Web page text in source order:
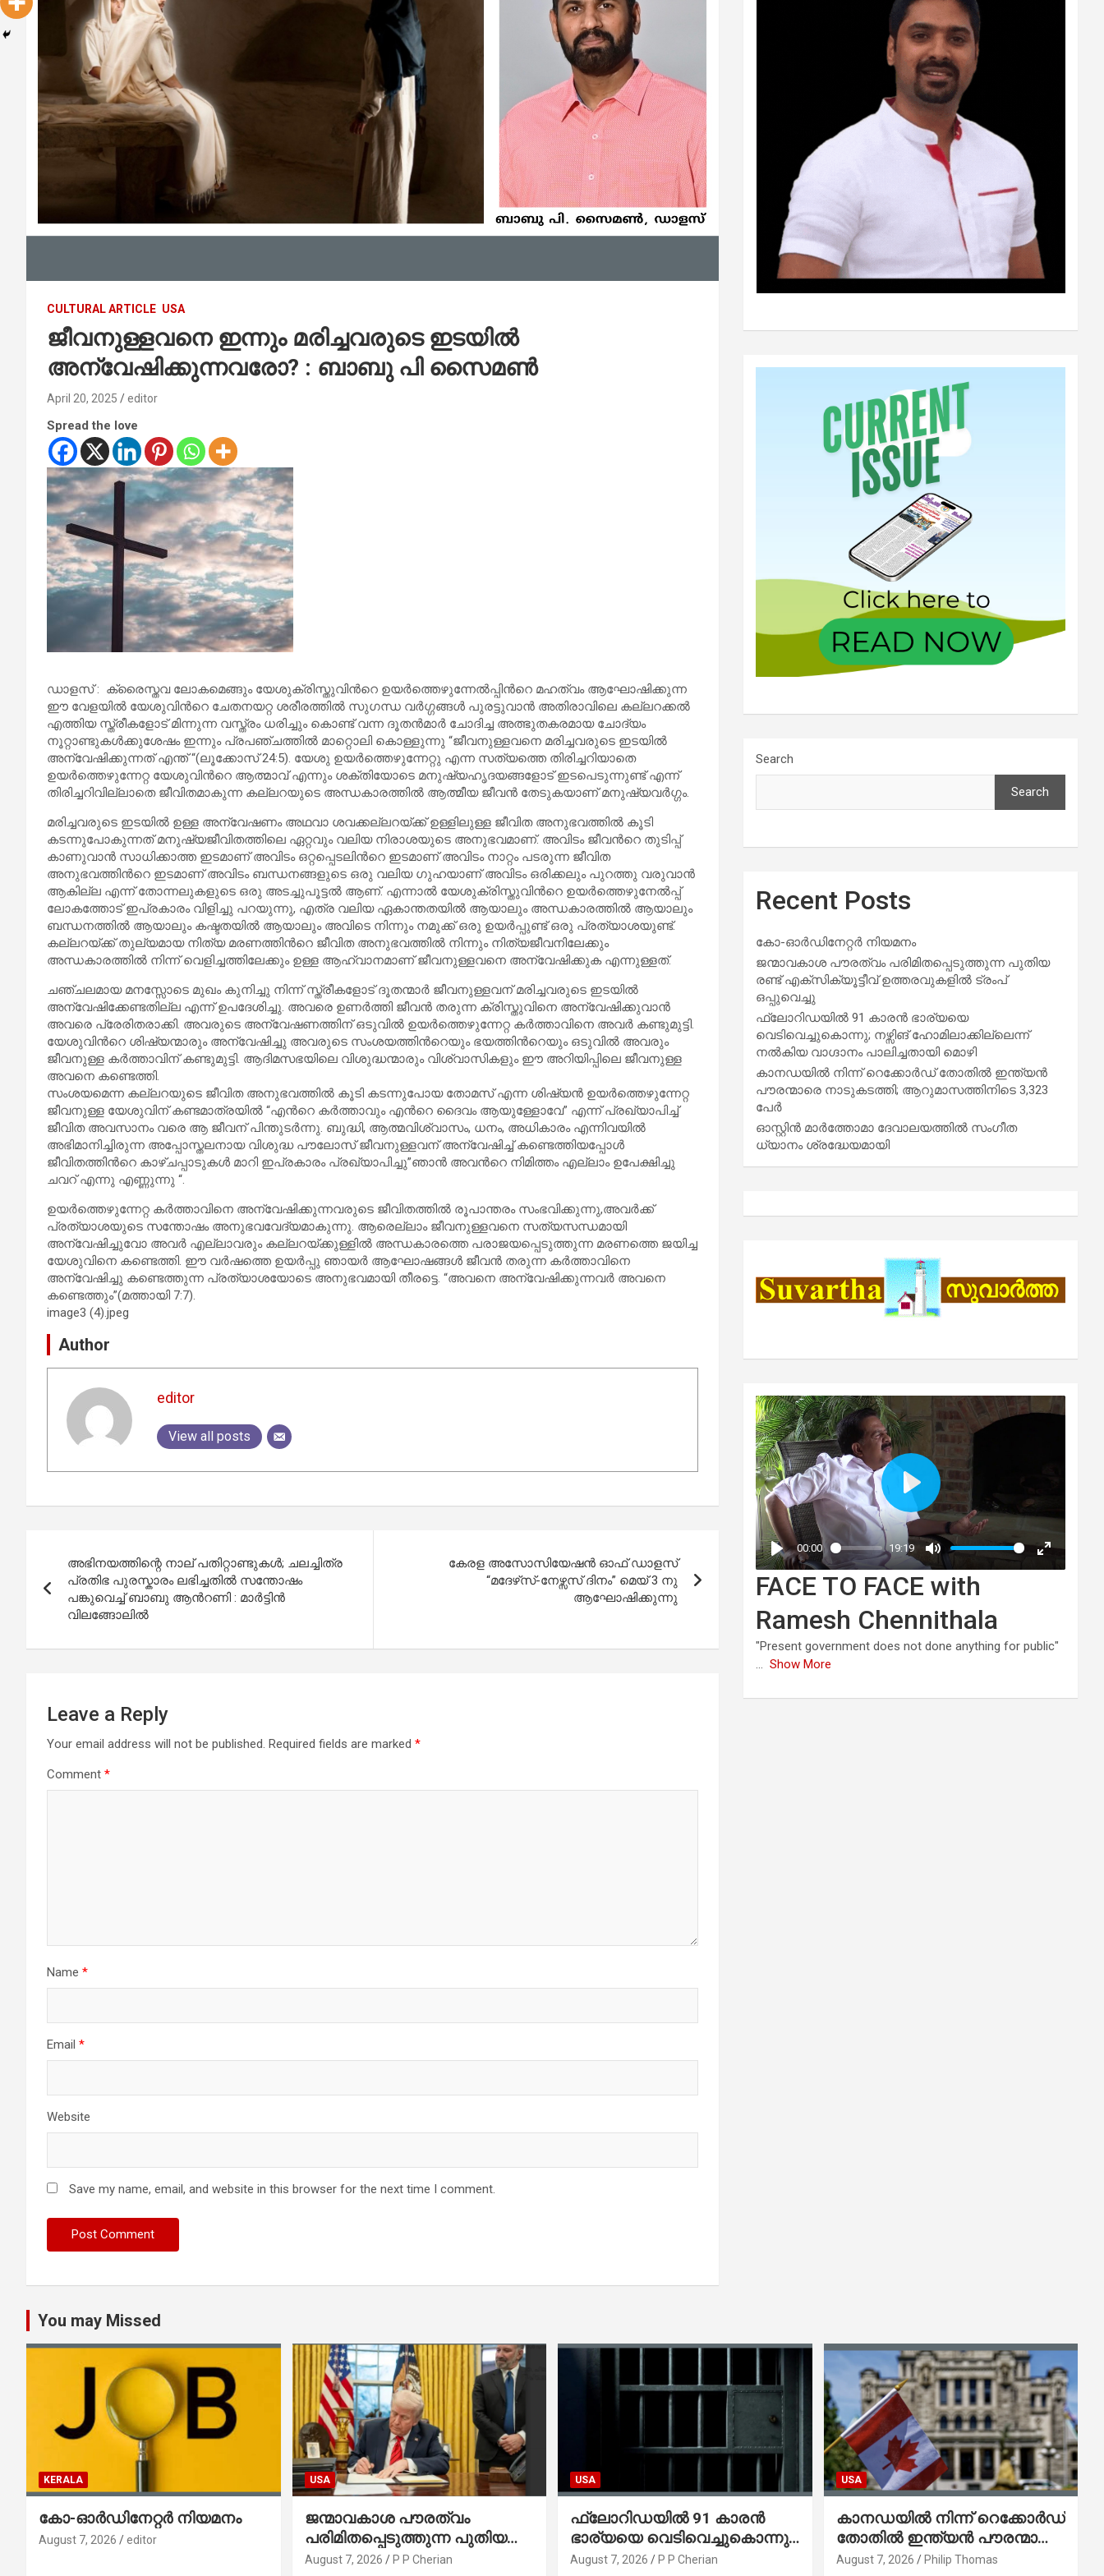
CULTURAL ARTICLE USA
ജീവനുള്ളവനെ ഇന്നും മരിച്ചവരുടെ ഇടയിൽ
അന്വേഷിക്കുന്നവരോ? : ബാബു പി സൈമൺ
April 20, 2025 editor
Spread the love
ഡാളസ് : ക്രൈസ്തവ ലോകമെങ്ങും യേശുക്രിസ്തുവിൻറെ ഉയർത്തെഴുന്നേൽപ്പിൻറെ മഹത്വം ആഘോഷിക്കുന്ന
ഈ വേളയിൽ യേശുവിൻറെ ചേതനയറ്റ ശരീരത്തിൽ സുഗന്ധ വർഗ്ഗങ്ങൾ പുരട്ടുവാൻ അതിരാവിലെ കല്ലറക്കൽ
എത്തിയ സ്ത്രീകളോട് മിന്നുന്ന വസ്ത്രം ധരിച്ചും കൊണ്ട് വന്ന ദൂതൻമാർ ചോദിച്ച അത്ഭുതകരമായ ചോദ്യം
നൂറ്റാണ്ടുകൾക്കുശേഷം ഇന്നും പ്രപഞ്ചത്തിൽ മാറ്റൊലി കൊള്ളുന്നു “ജീവനുള്ളവനെ മരിച്ചവരുടെ ഇടയിൽ
അന്വേഷിക്കുന്നത് എന്ത് “(ലൂക്കോസ് 24:5). യേശു ഉയർത്തെഴുന്നേറ്റു എന്ന സത്യത്തെ തിരിച്ചറിയാതെ
ഉയർത്തെഴുന്നേറ്റ യേശുവിൻറെ ആത്മാവ് എന്നും ശക്തിയോടെ മനുഷ്യഹൃദയങ്ങളോട് ഇടപെടുന്നുണ്ട് എന്ന്
തിരിച്ചറിവില്ലാതെ ജീവിതമാകുന്ന കല്ലറയുടെ അന്ധകാരത്തിൽ ആത്മീയ ജീവൻ തേടുകയാണ് മനുഷ്യവർഗ്ഗം.
മരിച്ചവരുടെ ഇടയിൽ ഉള്ള അന്വേഷണം അഥവാ ശവക്കല്ലറയ്ക്ക് ഉള്ളിലുള്ള ജീവിത അനുഭവത്തിൽ കൂടി
കടന്നുപോകുന്നത് മനുഷ്യജീവിതത്തിലെ ഏറ്റവും വലിയ നിരാശയുടെ അനുഭവമാണ്. അവിടം ജീവൻറെ തുടിപ്പ്
കാണുവാൻ സാധിക്കാത്ത ഇടമാണ് അവിടം ഒറ്റപ്പെടലിൻറെ ഇടമാണ് അവിടം നാറ്റം പടരുന്ന ജീവിത
അനുഭവത്തിൻറെ ഇടമാണ് അവിടം ബന്ധനങ്ങളുടെ ഒരു വലിയ ഗുഹയാണ് അവിടം ഒരിക്കലും പുറത്തു വരുവാൻ
ആകില്ല എന്ന് തോന്നലുകളുടെ ഒരു അടച്ചുപൂട്ടൽ ആണ്. എന്നാൽ യേശുക്രിസ്തുവിൻറെ ഉയർത്തെഴുനേൽപ്പ്
ലോകത്തോട് ഇപ്രകാരം വിളിച്ചു പറയുന്നു, എത്ര വലിയ ഏകാന്തതയിൽ ആയാലും അന്ധകാരത്തിൽ ആയാലും
ബന്ധനത്തിൽ ആയാലും കഷ്ടതയിൽ ആയാലും അവിടെ നിന്നും നമുക്ക്‌ ഒരു ഉയർപ്പുണ്ട് ഒരു പ്രത്യാശയുണ്ട്.
കല്ലറയ്ക്ക് തുല്യമായ നിത്യ മരണത്തിൻറെ ജീവിത അനുഭവത്തിൽ നിന്നും നിത്യജീവനിലേക്കും
അന്ധകാരത്തിൽ നിന്ന് വെളിച്ചത്തിലേക്കും ഉള്ള ആഹ്വാനമാണ് ജീവനുള്ളവനെ അന്വേഷിക്കുക എന്നുള്ളത്.
ചഞ്ചലമായ മനസ്സോടെ മുഖം കുനിച്ചു നിന്ന് സ്ത്രീകളോട് ദൂതന്മാർ ജീവനുള്ളവന് മരിച്ചവരുടെ ഇടയിൽ
അന്വേഷിക്കേണ്ടതില്ല എന്ന് ഉപദേശിച്ചു. അവരെ ഉണർത്തി ജീവൻ തരുന്ന ക്രിസ്തുവിനെ അന്വേഷിക്കുവാൻ
അവരെ പ്രേരിതരാക്കി. അവരുടെ അന്വേഷണത്തിന് ഒടുവിൽ ഉയർത്തെഴുന്നേറ്റ കർത്താവിനെ അവർ കണ്ടുമുട്ടി.
യേശുവിൻറെ ശിഷ്യന്മാരും അന്വേഷിച്ചു അവരുടെ സംശയത്തിൻറെയും ഭയത്തിൻറെയും ഒടുവിൽ അവരും
ജീവനുള്ള കർത്താവിന് കണ്ടുമുട്ടി. ആദിമസഭയിലെ വിശുദ്ധന്മാരും വിശ്വാസികളും ഈ അറിയിപ്പിലെ ജീവനുള്ള
അവനെ കണ്ടെത്തി.
സംശയമെന്ന കല്ലറയുടെ ജീവിത അനുഭവത്തിൽ കൂടി കടന്നുപോയ തോമസ് എന്ന ശിഷ്യൻ ഉയർത്തെഴുന്നേറ്റ
ജീവനുള്ള യേശുവിന് കണ്ടമാത്രയിൽ “എൻറെ കർത്താവും എൻറെ ദൈവം ആയുള്ളോവേ” എന്ന് പ്രഖ്യാപിച്ച്‌
ജീവിത അവസാനം വരെ ആ ജീവന് പിന്തുടർന്നു. ബുദ്ധി, ആത്മവിശ്വാസം, ധനം, അധികാരം എന്നിവയിൽ
അഭിമാനിച്ചിരുന്ന അപ്പോസ്തലനായ വിശുദ്ധ പൗലോസ് ജീവനുള്ളവന് അന്വേഷിച്ച് കണ്ടെത്തിയപ്പോൾ
ജീവിതത്തിൻറെ കാഴ്ചപ്പാടുകൾ മാറി ഇപ്രകാരം പ്രഖ്യാപിച്ചു”ഞാൻ അവൻറെ നിമിത്തം എല്ലാം ഉപേക്ഷിച്ചു
ചവറ് എന്നു എണ്ണുന്നു “.
ഉയർത്തെഴുന്നേറ്റ കർത്താവിനെ അന്വേഷിക്കുന്നവരുടെ ജീവിതത്തിൽ രൂപാന്തരം സംഭവിക്കുന്നു,അവർക്ക്
പ്രത്യാശയുടെ സന്തോഷം അനുഭവവേദ്യമാകുന്നു. ആരെല്ലാം ജീവനുള്ളവനെ സത്യസന്ധമായി
അന്വേഷിച്ചുവോ അവർ എല്ലാവരും കല്ലറയ്ക്കുള്ളിൽ അന്ധകാരത്തെ പരാജയപ്പെടുത്തുന്ന മരണത്തെ ജയിച്ച
യേശുവിനെ കണ്ടെത്തി. ഈ വർഷത്തെ ഉയർപ്പു ഞായർ ആഘോഷങ്ങൾ ജീവൻ തരുന്ന കർത്താവിനെ
അന്വേഷിച്ചു കണ്ടെത്തുന്ന പ്രത്യാശയോടെ അനുഭവമായി തീരട്ടെ. “അവനെ അന്വേഷിക്കുന്നവർ അവനെ
കണ്ടെത്തും”(മത്തായി 7:7).
image3 (4).jpeg
Author
editor
View all posts
navigation
അഭിനയത്തിന്റെ നാല് പതിറ്റാണ്ടുകൾ; ചലച്ചിത്ര
പ്രതിഭ പുരസ്കാരം ലഭിച്ചതിൽ സന്തോഷം
പങ്കുവെച്ച് ബാബു ആൻറണി : മാർട്ടിൻ
വിലങ്ങോലിൽ
കേരള അസോസിയേഷൻ ഓഫ് ഡാളസ്
“മദേഴ്‌സ്-നേഴ്സസ് ദിനം” മെയ് 3 നു
ആഘോഷിക്കുന്നു
Leave a Reply
Your email address will not be published. Required fields are marked *
Comment *
Name *
Email *
Website
Save my name, email, and website in this browser for the next time I comment.
Search
Search
Recent Posts
കോ-ഓർഡിനേറ്റർ നിയമനം
ജന്മാവകാശ പൗരത്വം പരിമിതപ്പെടുത്തുന്ന പുതിയ
രണ്ട് എക്സിക്യൂട്ടീവ് ഉത്തരവുകളിൽ ട്രംപ്
ഒപ്പുവെച്ചു
ഫ്ലോറിഡയിൽ 91 കാരൻ ഭാര്യയെ
വെടിവെച്ചുകൊന്നു; നഴ്സിങ് ഹോമിലാക്കില്ലെന്ന്
നൽകിയ വാഗ്ദാനം പാലിച്ചതായി മൊഴി
കാനഡയിൽ നിന്ന് റെക്കോർഡ് തോതിൽ ഇന്ത്യൻ
പൗരന്മാരെ നാടുകടത്തി; ആറുമാസത്തിനിടെ 3,323
പേർ
ഓസ്റ്റിൻ മാർത്തോമാ ദേവാലയത്തിൽ സംഗീത
ധ്യാനം ശ്രദ്ധേയമായി
FACE TO FACE with
Ramesh Chennithala
"Present government does not done anything for public"
... Show More
You may Missed
KERALA
കോ-ഓർഡിനേറ്റർ നിയമനം
August 7, 2026 editor
USA
ജന്മാവകാശ പൗരത്വം
പരിമിതപ്പെടുത്തുന്ന പുതിയ
രണ്ട് എക്സിക്യൂട്ടീവ്
August 7, 2026 P P Cherian
USA
ഫ്ലോറിഡയിൽ 91 കാരൻ
ഭാര്യയെ വെടിവെച്ചുകൊന്നു;
നഴ്സിങ് ഹോമിലാക്കില്ലെന്ന്
August 7, 2026 P P Cherian
USA
കാനഡയിൽ നിന്ന് റെക്കോർഡ്
തോതിൽ ഇന്ത്യൻ പൗരന്മാരെ
നാടുകടത്തി;
August 7, 2026 Philip Thomas